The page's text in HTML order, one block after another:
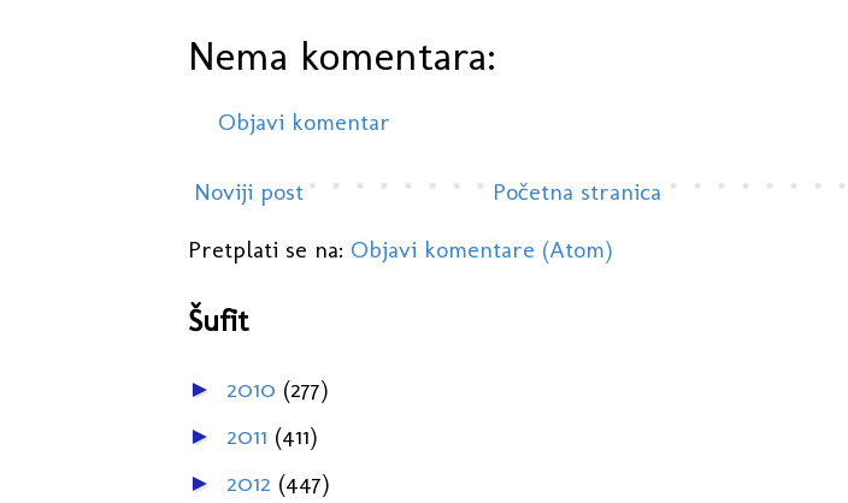
Nema komentara:
Objavi komentar
Noviji post
Početna stranica
Pretplati se na: Objavi komentare (Atom)
Šufit
► 2010 (277)
► 2011 (411)
► 2012 (447)